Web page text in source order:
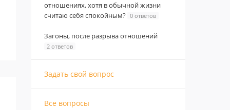
отношениях, хотя в обычной жизни
считаю себя спокойным? 0 ответов
Загоны, после разрыва отношений
2 ответов
Задать свой вопрос
Все вопросы